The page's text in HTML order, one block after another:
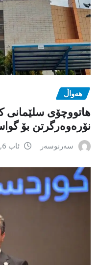
هەواڵ
هاتووچۆی سلێمانی
نۆرەوەرگرتن بۆ
سەرنوسەر ئاب 6, 2026